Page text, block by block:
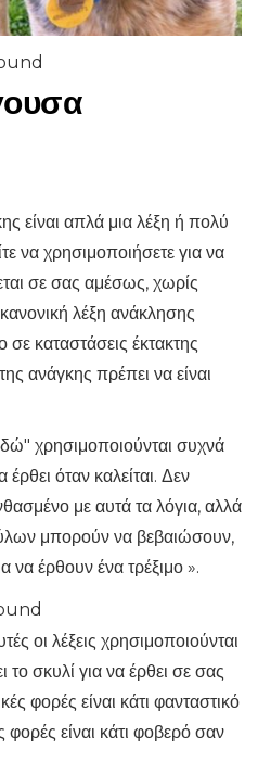
είναι απλά μια λέξη ή πολύ
να χρησιμοποιήσετε για να
σε σας αμέσως, χωρίς
λέξη ανάκλησης
σε καταστάσεις έκτακτης
ανάγκης πρέπει να είναι
χρησιμοποιούνται συχνά
όταν καλείται. Δεν
με αυτά τα λόγια, αλλά
μπορούν να βεβαιώσουν,
να έρθουν ένα τρέξιμο ».
οι λέξεις χρησιμοποιούνται
το σκυλί για να έρθει σε σας
φορές είναι κάτι φανταστικό
είναι κάτι φοβερό σαν